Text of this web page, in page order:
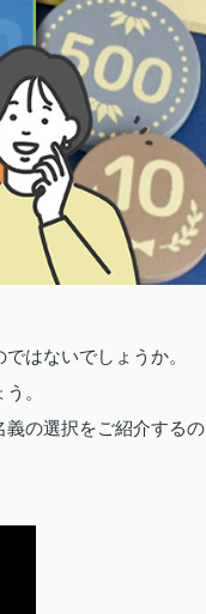
はないでしょうか。
。
の選択をご紹介するの